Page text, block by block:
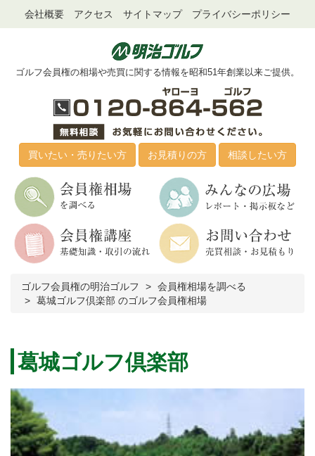
会社概要 アクセス サイトマップ プライバシーポリシー
ゴルフ会員権の相場や売買に関する情報を昭和51年創業以来ご提供。
買いたい・売りたい方 お見積りの方 相談したい方
ゴルフ会員権の明治ゴルフ
会員権相場を調べる
葛城ゴルフ倶楽部 のゴルフ会員権相場
葛城ゴルフ倶楽部